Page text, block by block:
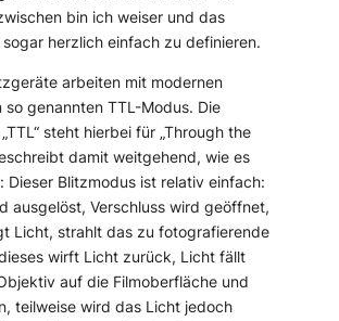
bin ich weiser und das
sogar herzlich einfach zu definieren.
arbeiten mit modernen
so genannten TTL-Modus. Die
steht hierbei für „Through the
damit weitgehend, wie es
Dieser Blitzmodus ist relativ einfach:
ausgelöst, Verschluss wird geöffnet,
Licht, strahlt das zu fotografierende
wirft Licht zurück, Licht fällt
auf die Filmoberfläche und
teilweise wird das Licht jedoch